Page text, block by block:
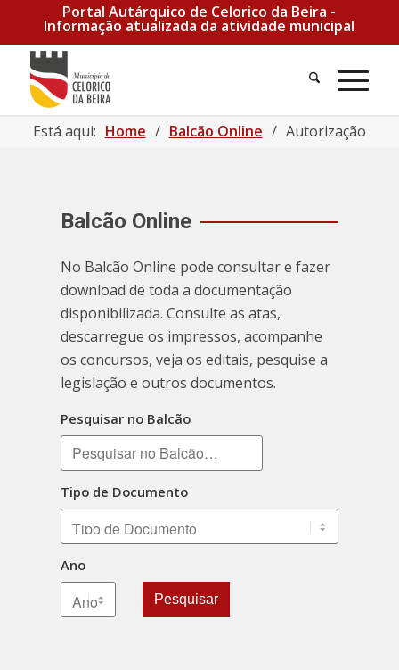
Portal Autárquico de Celorico da Beira -
Informação atualizada da atividade municipal
Pesquisa
Está aqui: Home / Balcão Online / Autorização
Balcão Online
No Balcão Online pode consultar e fazer
download de toda a documentação
disponibilizada. Consulte as atas,
descarregue os impressos, acompanhe
os concursos, veja os editais, pesquise a
legislação e outros documentos.
Pesquisar no Balcão
Tipo de Documento
Ano
Pesquisar